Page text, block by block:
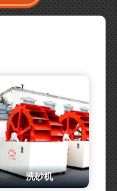
洗砂机